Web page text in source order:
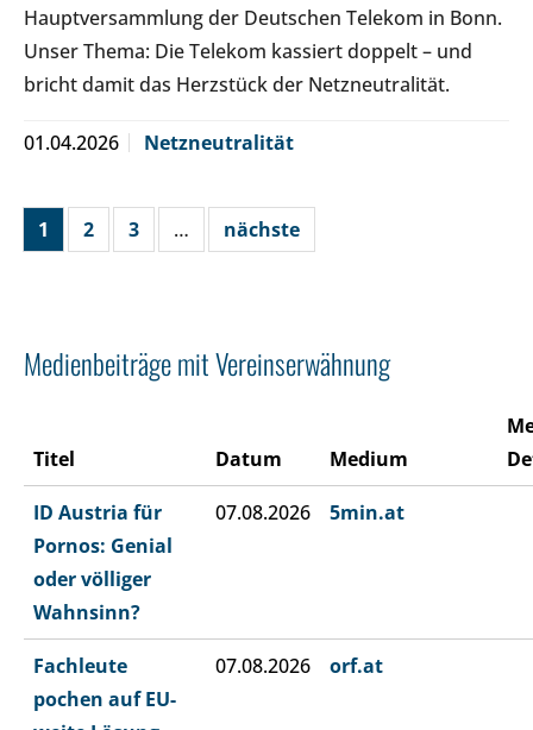
Hauptversammlung der Deutschen Telekom in Bonn.
Unser Thema: Die Telekom kassiert doppelt – und
bricht damit das Herzstück der Netzneutralität.
01.04.2026 Netzneutralität
1 2 3 … nächste
Medienbeiträge mit Vereinserwähnung
Titel Datum Medium
ID Austria für
Pornos: Genial
oder völliger
Wahnsinn?
07.08.2026 5min.at
Fachleute
pochen auf EU-
07.08.2026 orf.at